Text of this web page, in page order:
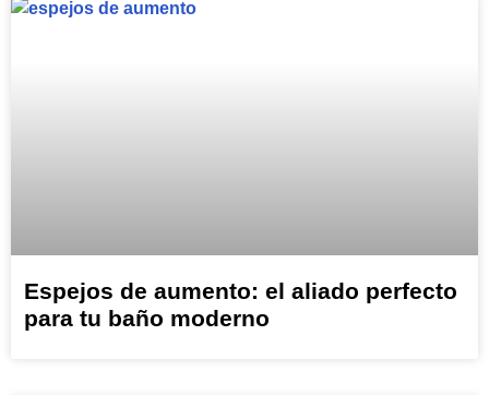
Espejos de aumento: el aliado perfecto
para tu baño moderno